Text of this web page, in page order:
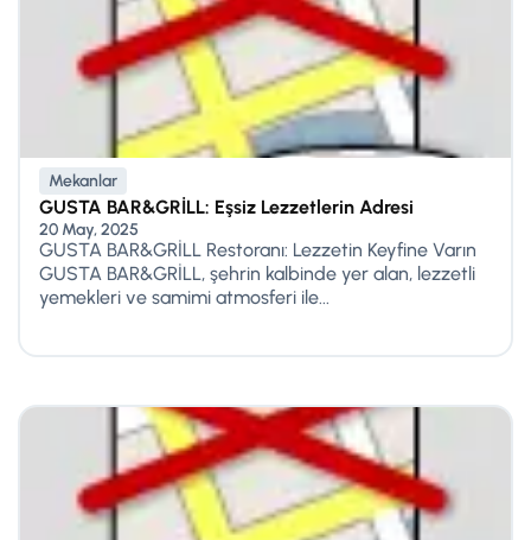
Mekanlar
GUSTA BAR&GRİLL: Eşsiz Lezzetlerin Adresi
20 May, 2025
GUSTA BAR&GRİLL Restoranı: Lezzetin Keyfine Varın
GUSTA BAR&GRİLL, şehrin kalbinde yer alan, lezzetli
yemekleri ve samimi atmosferi ile...